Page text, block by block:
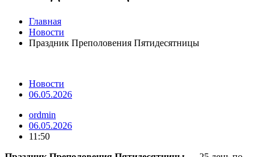
Главная
Новости
Праздник Преполовения Пятидесятницы
Новости
06.05.2026
ordmin
06.05.2026
11:50